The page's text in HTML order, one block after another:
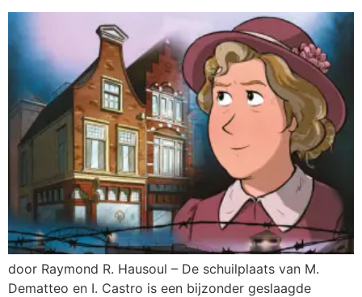
door Raymond R. Hausoul – De schuilplaats van M.
Dematteo en I. Castro is een bijzonder geslaagde